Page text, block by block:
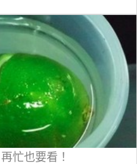
忙也要看！